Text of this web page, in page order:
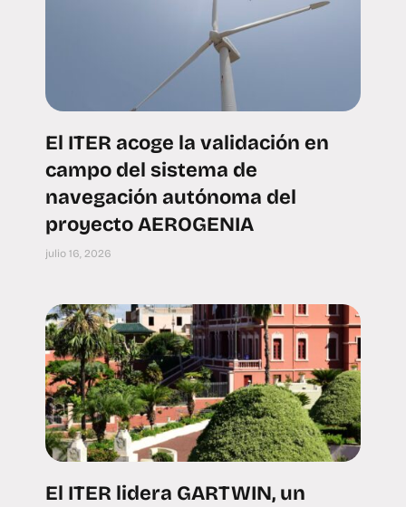
El ITER acoge la validación en
campo del sistema de
navegación autónoma del
proyecto AEROGENIA
julio 16, 2026
El ITER lidera GARTWIN, un